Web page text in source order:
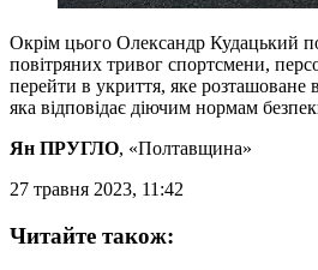
Окрім цього Олександр Кудацький
повітряних тривог спортсмени,
перейти в укриття, яке розташоване
яка відповідає діючим нормам
Ян ПРУГЛО, «Полтавщина»
27 травня 2023, 11:42
Читайте також: